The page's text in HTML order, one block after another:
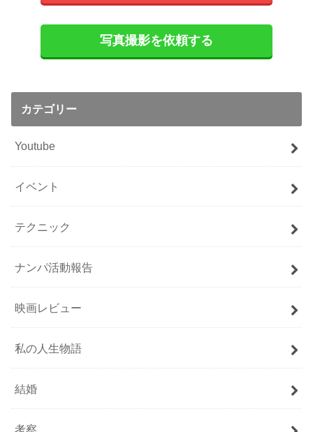
写真撮影を依頼する
カテゴリー
Youtube
イベント
テクニック
ナンパ活動報告
映画レビュー
私の人生物語
結婚
考察